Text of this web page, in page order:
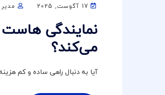
مدیر
نمایندگی
می‌کند؟
آیا به دنبال راهی ساده و کم‌